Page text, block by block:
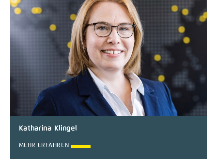
Katharina Klingel
MEHR ERFAHREN